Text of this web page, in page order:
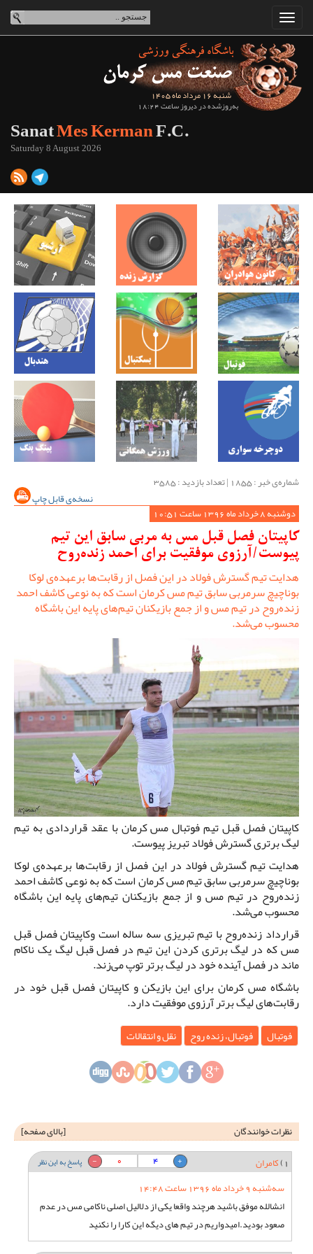
شنبه 16 مرداد ماه 1405
به‌روزشده در دیروز ساعت 18:24
SanatMes KermanF.C.
Saturday 8 August 2026
شماره‌ی خبر : ‌1855 | تعداد بازدید : 3585
نسخه‌ی قابل چاپ
دوشنبه 8 خرداد ماه 1396 ساعت 10:51
کاپیتان فصل قبل مس به مربی سابق این تیم
پیوست/آرزوی موفقیت برای احمد زنده‌روح
هدایت تیم گسترش فولاد در این فصل از رقابت‌ها برعهده‌ی لوکا
بوناچیچ سرمربی سابق تیم مس کرمان است که به نوعی کاشف احمد
زنده‌روح در تیم مس و از جمع بازیکنان تیم‌های پایه این باشگاه
محسوب می‌شد.
کاپیتان فصل قبل تیم فوتبال مس کرمان با عقد قراردادی به تیم
لیگ برتری گسترش فولاد تبریز پیوست.
هدایت تیم گسترش فولاد در این فصل از رقابت‌ها برعهده‌ی لوکا
بوناچیچ سرمربی سابق تیم مس کرمان است که به نوعی کاشف احمد
زنده‌روح در تیم مس و از جمع بازیکنان تیم‌های پایه این باشگاه
محسوب می‌شد.
قرارداد زنده‌روح با تیم تبریزی سه ساله است وکاپیتان فصل قبل
مس که در لیگ برتری کردن این تیم در فصل قبل لیگ یک ناکام
ماند در فصل آینده خود در لیگ برتر توپ می‌زند.
باشگاه مس کرمان برای این بازیکن و کاپیتان فصل قبل خود در
رقابت‌های لیگ برتر آرزوی موفقیت دارد.
فوتبال فوتبال، زنده روح نقل و انتقالات
نظرات خوانندگان [بالای صفحه]
1) کامران پاسخ به این نظر 0
4
سه‌شنبه 9 خرداد ماه 1396 ساعت 14:48
انشالله موفق باشید هرچند واقعا یکی از دلالیل اصلی ناکامی مس در عدم
صعود بودید.امیدواریم در تیم های دیگه این کارا را نکنید